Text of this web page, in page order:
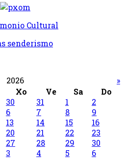
2026
»
Xo Ve Sa
Do
30 31 1
2
6 7 8
9
13 14 15
16
20 21 22
23
27 28 29
30
3 4 5 6